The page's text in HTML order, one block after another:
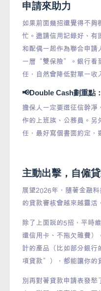
申請來助力
如果前面幾招還覺得不
忙。邀請信用記錄好、有
和配偶一起作為聯合申請
一層“雙保險”。銀行看
任，自然會降低對單一收
📢Double Cash劃重點：
擔保人一定要選征信幹凈
作的上班族、公務員。另
任，最好寫個書面約定，
主動出擊，自僱
展望2026年，隨著金融
的貸款審核會越來越靈
除了上面說的5招，平時
還信用卡、不拖欠雜費）
計的產品（比如部分銀
項貸款”），都能讓你的
別再對著貸款申請表發愁